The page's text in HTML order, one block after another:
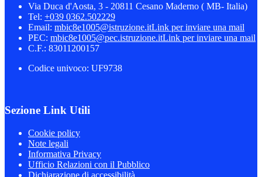
Via Duca d'Aosta, 3 - 20811 Cesano Maderno ( MB- Italia)
Tel: +039 0362.502229
Email: mbic8e1005@istruzione.itLink per inviare una mail
PEC: mbic8e1005@pec.istruzione.itLink per inviare una mail
C.F.: 83011200157
Codice univoco: UF9738
Sezione Link Utili
Cookie policy
Note legali
Informativa Privacy
Ufficio Relazioni con il Pubblico
Dichiarazione di accessibilità